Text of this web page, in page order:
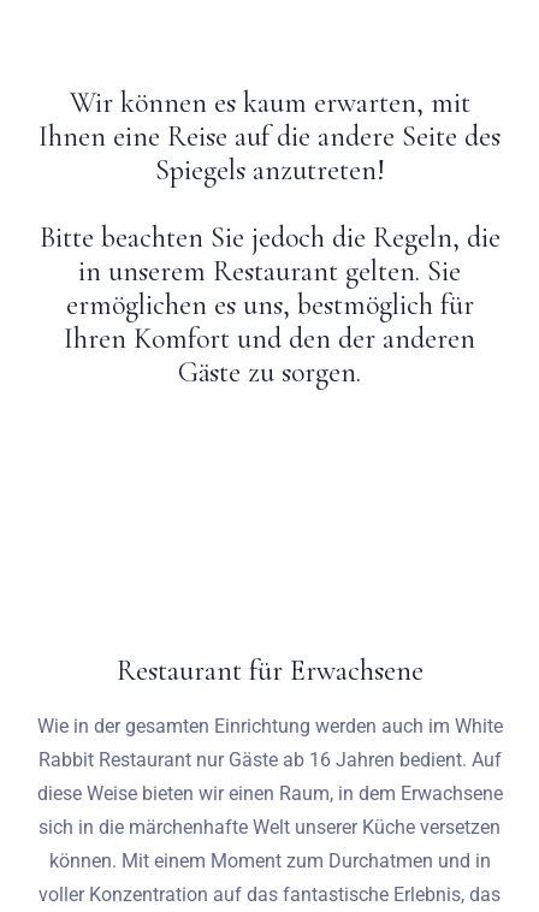
Kontakt
PL
Wir können es kaum erwarten, mit
Ihnen eine Reise auf die andere Seite des
Spiegels anzutreten!
Bitte beachten Sie jedoch die Regeln, die
in unserem Restaurant gelten. Sie
ermöglichen es uns, bestmöglich für
Ihren Komfort und den der anderen
Gäste zu sorgen.
Restaurant für Erwachsene
Wie in der gesamten Einrichtung werden auch im White
Rabbit Restaurant nur Gäste ab 16 Jahren bedient. Auf
diese Weise bieten wir einen Raum, in dem Erwachsene
sich in die märchenhafte Welt unserer Küche versetzen
können. Mit einem Moment zum Durchatmen und in
voller Konzentration auf das fantastische Erlebnis, das